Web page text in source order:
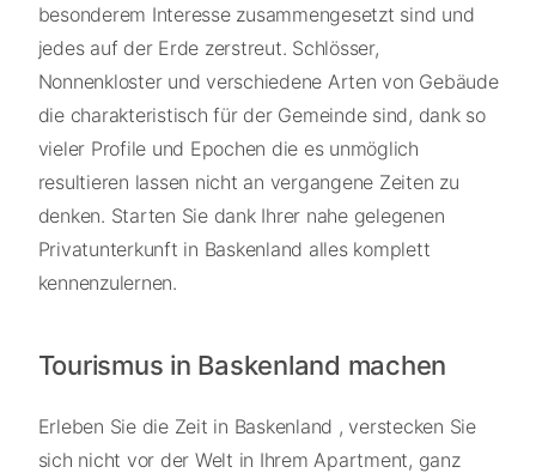
besonderem Interesse zusammengesetzt sind und
jedes auf der Erde zerstreut. Schlösser,
Nonnenkloster und verschiedene Arten von Gebäude
die charakteristisch für der Gemeinde sind, dank so
vieler Profile und Epochen die es unmöglich
resultieren lassen nicht an vergangene Zeiten zu
denken. Starten Sie dank Ihrer nahe gelegenen
Privatunterkunft in Baskenland alles komplett
kennenzulernen.
Tourismus in Baskenland machen
Erleben Sie die Zeit in Baskenland , verstecken Sie
sich nicht vor der Welt in Ihrem Apartment, ganz